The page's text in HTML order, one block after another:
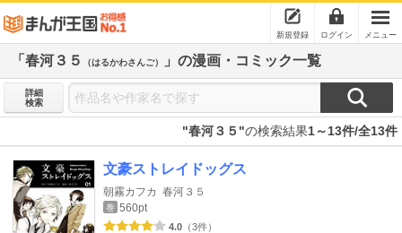
新規登録 ログイン メニュー
「春河３５ （はるかわさんご） 」の漫画・コミック一覧
詳細
検索
"春河３５"の検索結果1～13件/全13件
文豪ストレイドッグス
朝霧カフカ 春河３５
巻 560pt
4.0 （3件）